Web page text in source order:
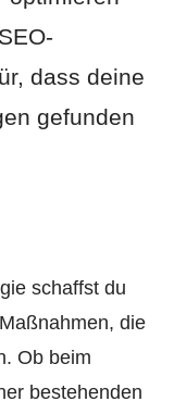
dass deine
gefunden
schaffst du
die
Ob beim
bestehenden